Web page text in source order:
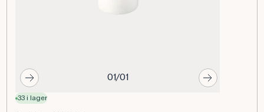
01/01
33 i lager